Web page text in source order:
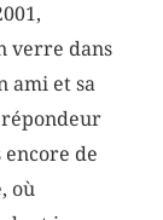
verre dans
ami et sa
répondeur
encore de
où